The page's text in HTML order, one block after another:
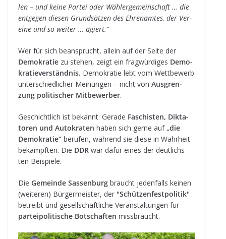
len – und keine Par­tei oder Wäh­ler­ge­mein­schaft … die
ent­ge­gen die­sen Grund­sät­zen des Ehren­am­tes, der Ver­
eine und so wei­ter … agiert.“
Wer für sich bean­sprucht, allein auf der Seite der
Demo­kra­tie zu ste­hen, zeigt ein frag­wür­di­ges Demo­
kra­tie­ver­ständ­nis. Demo­kra­tie lebt vom Wett­be­werb
unter­schied­li­cher Mei­nun­gen – nicht von Aus­gren­
zung poli­ti­scher Mit­be­wer­ber.
Geschicht­lich ist bekannt: Gerade Faschis­ten, Dik­ta­
to­ren und Auto­kra­ten haben sich gerne auf„die
Demo­kra­tie“ beru­fen, wäh­rend sie diese in Wahr­heit
bekämpf­ten. Die DDR war dafür eines der deut­lichs­
ten Beispiele.
Die Gemeinde Sas­sen­burg braucht jeden­falls kei­nen
(wei­te­ren) Bür­ger­meis­ter, der "Schüt­zen­fest­po­li­tik"
betreibt und gesell­schaft­li­che Ver­an­stal­tun­gen für
par­tei­po­li­ti­sche Bot­schaf­ten miss­braucht.